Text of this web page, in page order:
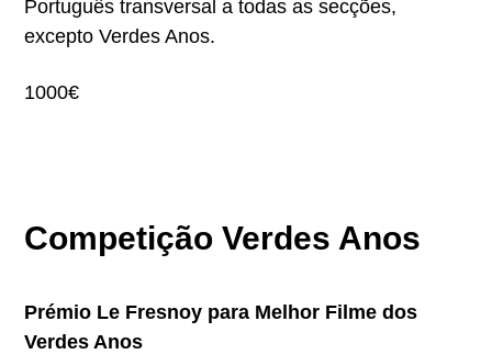
Português transversal a todas as secções,
excepto Verdes Anos.
1000€
Competição Verdes Anos
Prémio Le Fresnoy para Melhor Filme dos
Verdes Anos